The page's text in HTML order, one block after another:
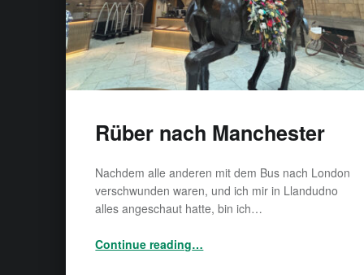
Rüber nach Manchester
Nachdem alle anderen mit dem Bus nach London
verschwunden waren, und ich mir in Llandudno
alles angeschaut hatte, bin ich…
Continue reading…